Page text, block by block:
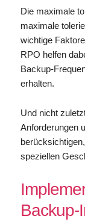
Die maximale
maximale
wichtige
RPO helfen
Backup-
erhalten.
Und nicht
Anforderungen
speziellen
Backup-